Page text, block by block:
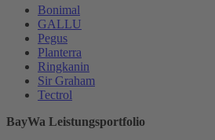
Bonimal
GALLU
Pegus
Planterra
Ringkanin
Sir Graham
Tectrol
BayWa Leistungsportfolio